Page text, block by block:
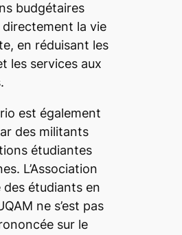
budgétaires
la vie
en réduisant les
les services aux
est également
des militants
étudiantes
L’Association
étudiants en
ne s’est pas
sur le